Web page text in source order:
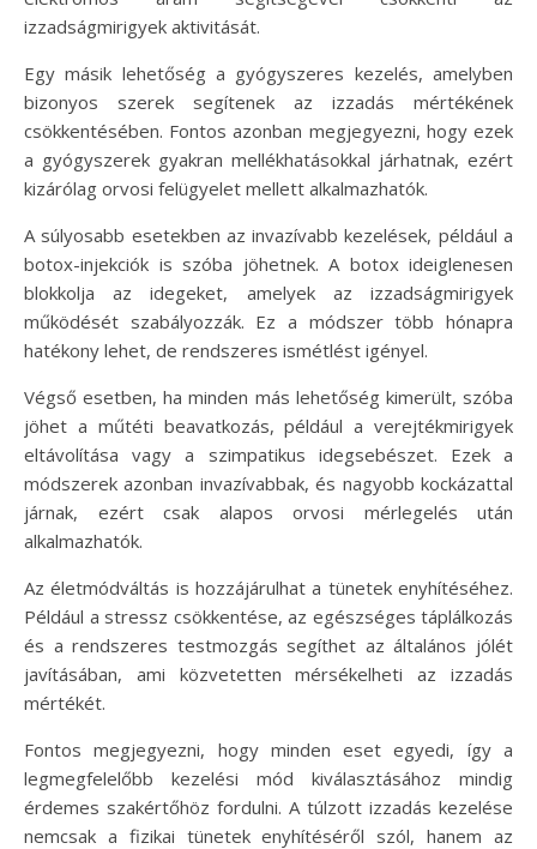
izzadságmirigyek aktivitását.
Egy másik lehetőség a gyógyszeres kezelés, amelyben
bizonyos szerek segítenek az izzadás mértékének
csökkentésében. Fontos azonban megjegyezni, hogy ezek
a gyógyszerek gyakran mellékhatásokkal járhatnak, ezért
kizárólag orvosi felügyelet mellett alkalmazhatók.
A súlyosabb esetekben az invazívabb kezelések, például a
botox-injekciók is szóba jöhetnek. A botox ideiglenesen
blokkolja az idegeket, amelyek az izzadságmirigyek
működését szabályozzák. Ez a módszer több hónapra
hatékony lehet, de rendszeres ismétlést igényel.
Végső esetben, ha minden más lehetőség kimerült, szóba
jöhet a műtéti beavatkozás, például a verejtékmirigyek
eltávolítása vagy a szimpatikus idegsebészet. Ezek a
módszerek azonban invazívabbak, és nagyobb kockázattal
járnak, ezért csak alapos orvosi mérlegelés után
alkalmazhatók.
Az életmódváltás is hozzájárulhat a tünetek enyhítéséhez.
Például a stressz csökkentése, az egészséges táplálkozás
és a rendszeres testmozgás segíthet az általános jólét
javításában, ami közvetetten mérsékelheti az izzadás
mértékét.
Fontos megjegyezni, hogy minden eset egyedi, így a
legmegfelelőbb kezelési mód kiválasztásához mindig
érdemes szakértőhöz fordulni. A túlzott izzadás kezelése
nemcsak a fizikai tünetek enyhítéséről szól, hanem az